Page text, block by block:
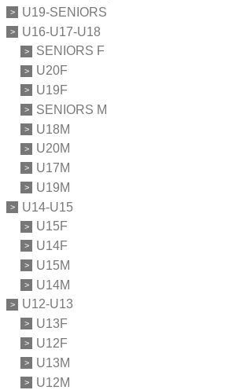
U19-SENIORS
U16-U17-U18
SENIORS F
U20F
U19F
SENIORS M
U18M
U20M
U17M
U19M
U14-U15
U15F
U14F
U15M
U14M
U12-U13
U13F
U12F
U13M
U12M